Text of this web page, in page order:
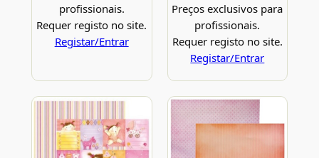
profissionais.
Requer registo no site.
Registar/Entrar
Preços exclusivos para
profissionais.
Requer registo no site.
Registar/Entrar